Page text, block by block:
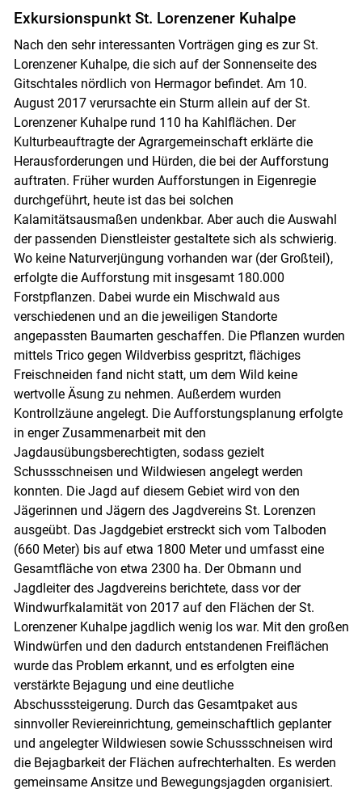
Exkursionspunkt St. Lorenzener Kuhalpe
Nach den sehr interessanten Vorträgen ging es zur St.
Lorenzener Kuhalpe, die sich auf der Sonnenseite des
Gitschtales nördlich von Hermagor befindet. Am 10.
August 2017 verursachte ein Sturm allein auf der St.
Lorenzener Kuhalpe rund 110 ha Kahlflächen. Der
Kulturbeauftragte der Agrargemeinschaft erklärte die
Herausforderungen und Hürden, die bei der Aufforstung
auftraten. Früher wurden Aufforstungen in Eigenregie
durchgeführt, heute ist das bei solchen
Kalamitätsausmaßen undenkbar. Aber auch die Auswahl
der passenden Dienstleister gestaltete sich als schwierig.
Wo keine Naturverjüngung vorhanden war (der Großteil),
erfolgte die Aufforstung mit insgesamt 180.000
Forstpflanzen. Dabei wurde ein Mischwald aus
verschiedenen und an die jeweiligen Standorte
angepassten Baumarten geschaffen. Die Pflanzen wurden
mittels Trico gegen Wildverbiss gespritzt, flächiges
Freischneiden fand nicht statt, um dem Wild keine
wertvolle Äsung zu nehmen. Außerdem wurden
Kontrollzäune angelegt. Die Aufforstungsplanung erfolgte
in enger Zusammenarbeit mit den
Jagdausübungsberechtigten, sodass gezielt
Schussschneisen und Wildwiesen angelegt werden
konnten. Die Jagd auf diesem Gebiet wird von den
Jägerinnen und Jägern des Jagdvereins St. Lorenzen
ausgeübt. Das Jagdgebiet erstreckt sich vom Talboden
(660 Meter) bis auf etwa 1800 Meter und umfasst eine
Gesamtfläche von etwa 2300 ha. Der Obmann und
Jagdleiter des Jagdvereins berichtete, dass vor der
Windwurfkalamität von 2017 auf den Flächen der St.
Lorenzener Kuhalpe jagdlich wenig los war. Mit den großen
Windwürfen und den dadurch entstandenen Freiflächen
wurde das Problem erkannt, und es erfolgten eine
verstärkte Bejagung und eine deutliche
Abschusssteigerung. Durch das Gesamtpaket aus
sinnvoller Reviereinrichtung, gemeinschaftlich geplanter
und angelegter Wildwiesen sowie Schussschneisen wird
die Bejagbarkeit der Flächen aufrechterhalten. Es werden
gemeinsame Ansitze und Bewegungsjagden organisiert.